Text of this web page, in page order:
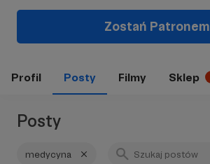
Zostań Patronem
Profil Posty Filmy Sklep
Posty
medycyna